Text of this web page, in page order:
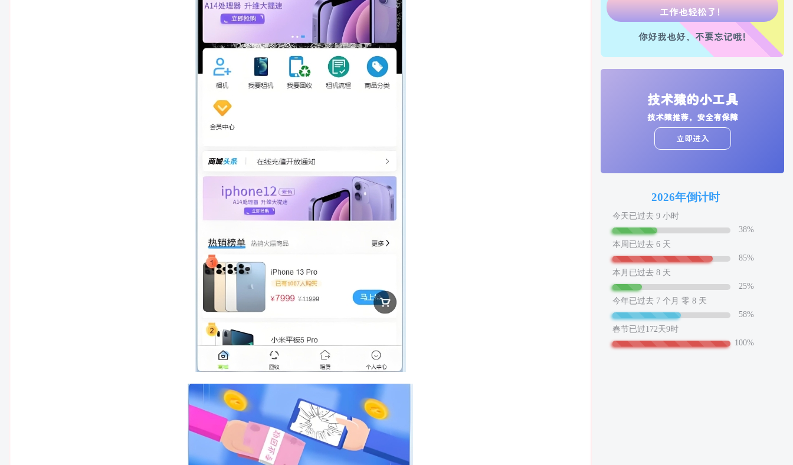
腿也不痛了！
腰也不酸了！
你好我也好，不要忘记哦!
技术猿的小工具
技术猿推荐，安全有保障
立即进入